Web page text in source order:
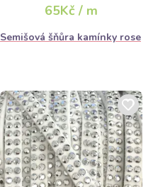
65Kč / m
Semišová šňůra kamínky rose